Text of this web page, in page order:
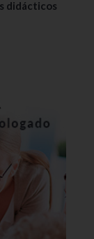
didácticos